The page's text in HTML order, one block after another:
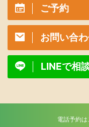
ご予約
お問い合
LINEで相
電話予約は